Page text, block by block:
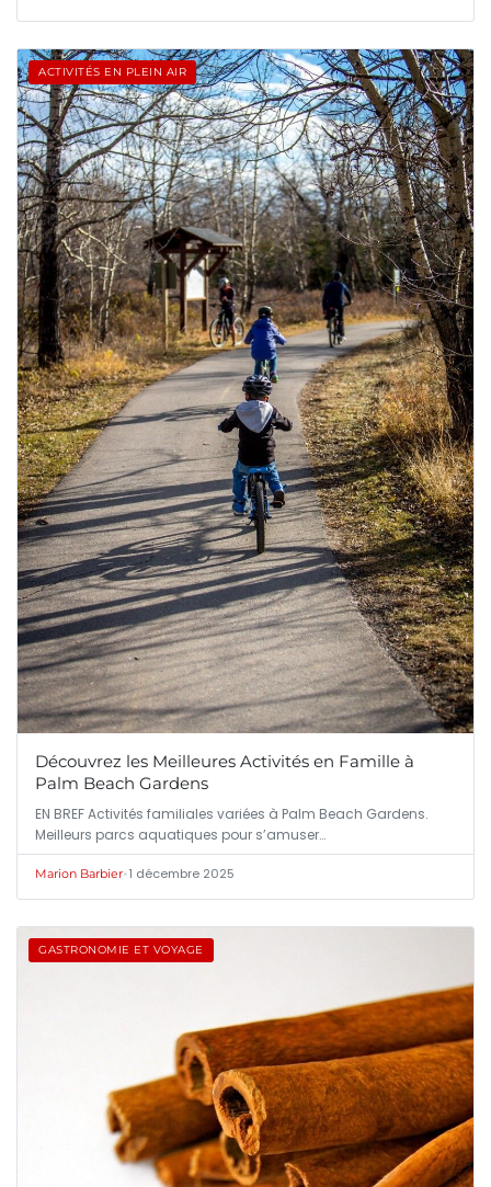
ACTIVITÉS EN PLEIN AIR
Découvrez les Meilleures Activités en Famille à
Palm Beach Gardens
EN BREF Activités familiales variées à Palm Beach Gardens.
Meilleurs parcs aquatiques pour s’amuser…
Marion Barbier•1 décembre 2025
GASTRONOMIE ET VOYAGE